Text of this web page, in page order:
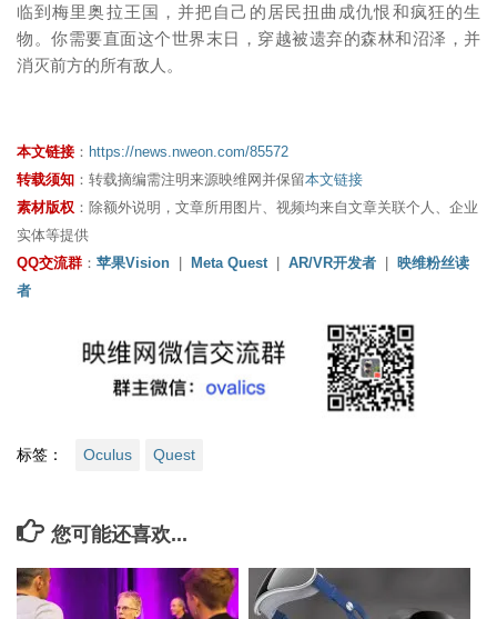
临到梅里奥拉王国，并把自己的居民扭曲成仇恨和疯狂的生
物。你需要直面这个世界末日，穿越被遗弃的森林和沼泽，并
消灭前方的所有敌人。
本文链接 ： https://news.nweon.com/85572
转载须知 ：转载摘编需注明来源映维网并保留本文链接
素材版权 ：除额外说明，文章所用图片、视频均来自文章关联个人、企业
实体等提供
QQ交流群 ： 苹果Vision Meta Quest| AR/VR开发者
映维粉丝读
者
标签： Oculus Quest
您可能还喜欢...